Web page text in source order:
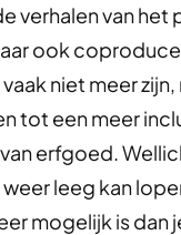
verhalen van het
ook
niet meer
tot een meer
erfgoed.
leeg kan
mogelijk is dan